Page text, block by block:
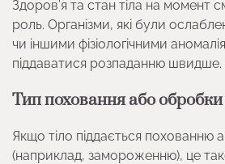
Здоров’я та стан тіла на момент
роль. Організми, які були
чи іншими фізіологічними
піддаватися розпаданню швидше.
Тип поховання або обробки
Якщо тіло піддається похованню
(наприклад, замороженню), це